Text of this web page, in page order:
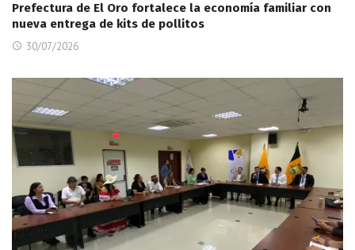
Prefectura de El Oro fortalece la economía familiar con
nueva entrega de kits de pollitos
30/07/2026